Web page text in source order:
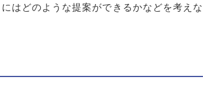
はどのような提案ができるかなどを考えな